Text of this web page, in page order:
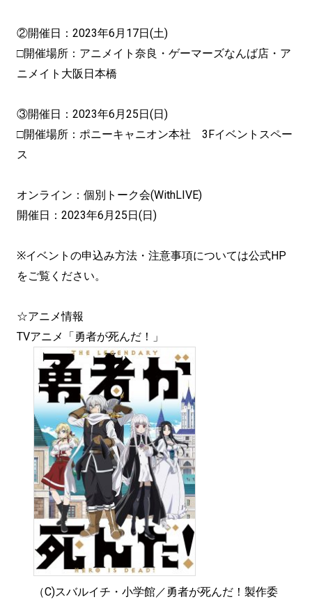
②開催日：2023年6月17日(土)
□開催場所：アニメイト奈良・ゲーマーズなんば店・ア
ニメイト大阪日本橋
③開催日：2023年6月25日(日)
□開催場所：ポニーキャニオン本社 3Fイベントスペー
ス
オンライン：個別トーク会(WithLIVE)
開催日：2023年6月25日(日)
※イベントの申込み方法・注意事項については公式HP
をご覧ください。
☆アニメ情報
TVアニメ「勇者が死んだ！」
（C)スバルイチ・小学館／勇者が死んだ！製作委